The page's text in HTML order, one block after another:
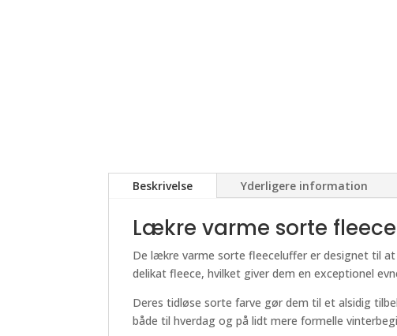
Beskrivelse Yderligere information
Lækre varme sorte
De lækre varme sorte fleeceluffer er designet til
delikat fleece, hvilket giver dem en exceptionel
Deres tidløse sorte farve gør dem til et alsidig
både til hverdag og på lidt mere formelle